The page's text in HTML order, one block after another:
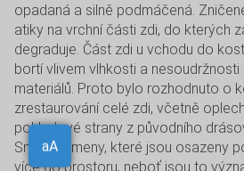
Aa
opadaná a silně podmáčená.
atiky na vrchní části zdi, do kterých
degraduje. Část zdi u vchodu do
bortí vlivem vlhkosti a
materiálů. Proto bylo rozhodnuto o
zrestaurování celé zdi, včetně
pohledové strany z původního
Smírčí kameny, které jsou osazeny
více do prostoru, neboť jsou to